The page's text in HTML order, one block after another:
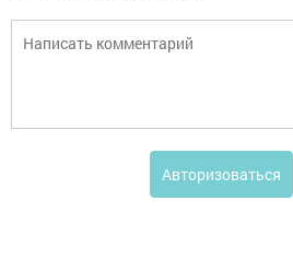
Авторизоваться